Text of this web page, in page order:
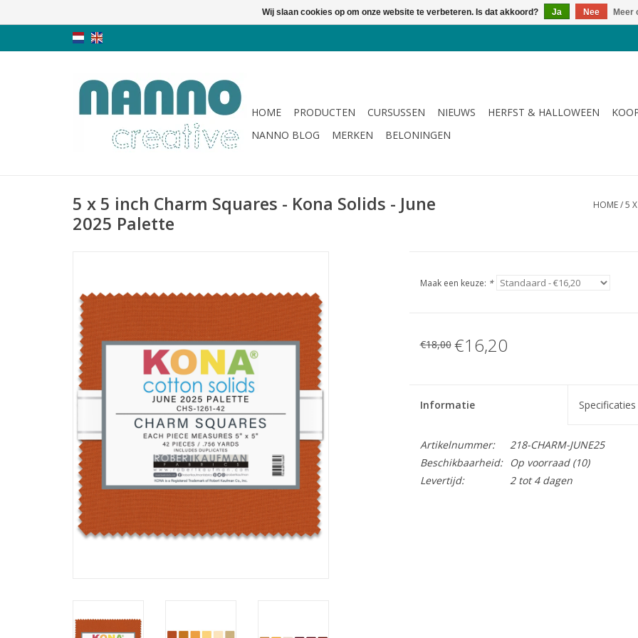
HOME PRODUCTEN CURSUSSEN NIEUWS HERFST & HALLOWEEN
NANNO BLOG
MERKEN BELONINGEN
5 x 5 inch Charm Squares - Kona Solids - June
2025 Palette
HOME/5
Maak een keuze: *
€18,00 €16,20
Informatie Specificaties
Artikelnummer:
218-CHARM-JUNE25
Beschikbaarheid:
Op voorraad(10)
Levertijd:
2 tot 4 dagen
Wij slaan cookies op om onze website te verbeteren. Is dat akkoord? Ja Nee Meer